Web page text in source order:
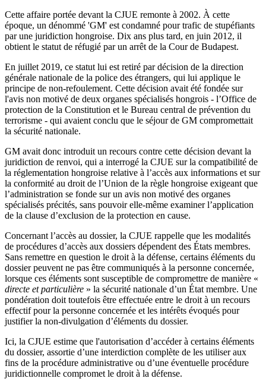
Cette affaire portée devant la CJUE remonte à 2002. À cette
époque, un dénommé 'GM' est condamné pour trafic de stupéfiants
par une juridiction hongroise. Dix ans plus tard, en juin 2012, il
obtient le statut de réfugié par un arrêt de la Cour de Budapest.
En juillet 2019, ce statut lui est retiré par décision de la direction
générale nationale de la police des étrangers, qui lui applique le
principe de non-refoulement. Cette décision avait été fondée sur
l'avis non motivé de deux organes spécialisés hongrois - l’Office de
protection de la Constitution et le Bureau central de prévention du
terrorisme - qui avaient conclu que le séjour de GM compromettait
la sécurité nationale.
GM avait donc introduit un recours contre cette décision devant la
juridiction de renvoi, qui a interrogé la CJUE sur la compatibilité de
la réglementation hongroise relative à l’accès aux informations et sur
la conformité au droit de l’Union de la règle hongroise exigeant que
l’administration se fonde sur un avis non motivé des organes
spécialisés précités, sans pouvoir elle-même examiner l’application
de la clause d’exclusion de la protection en cause.
Concernant l’accès au dossier, la CJUE rappelle que les modalités
de procédures d’accès aux dossiers dépendent des États membres.
Sans remettre en question le droit à la défense, certains éléments du
dossier peuvent ne pas être communiqués à la personne concernée,
lorsque ces éléments sont susceptible de compromettre de manière «
directe et particulière » la sécurité nationale d’un État membre. Une
pondération doit toutefois être effectuée entre le droit à un recours
effectif pour la personne concernée et les intérêts évoqués pour
justifier la non-divulgation d’éléments du dossier.
Ici, la CJUE estime que l'autorisation d’accéder à certains éléments
du dossier, assortie d’une interdiction complète de les utiliser aux
fins de la procédure administrative ou d’une éventuelle procédure
juridictionnelle compromet le droit à la défense.